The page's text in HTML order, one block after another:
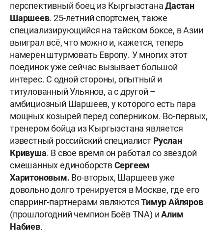
перспективный боец из КыргызстанаДастан
Шаршеев. 25-летний спортсмен, также
специализирующийся на тайском боксе, в Азии
выиграл всё, что можно и, кажется, теперь
намерен штурмовать Европу. У многих этот
поединок уже сейчас вызывает большой
интерес. С одной стороны, опытный и
титулованный Ульянов, а с другой –
амбициозный Шаршеев, у которого есть пара
мощных козырей перед соперником. Во-первых,
тренером бойца из Кыргызстана является
известный российский специалист Руслан
Кривуша. В свое время он работал со звездой
смешанных единоборствСергеем
Харитоновым. Во-вторых, Шаршеев уже
довольно долго тренируется в Москве, где его
спарринг-партнерами являютсяТимур Айляров
(прошлогодний чемпион Боёв TNA) иАлим
Набиев.